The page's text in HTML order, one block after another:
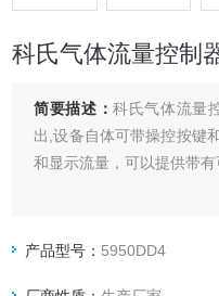
科氏气体流量控制
简要描述：科氏气体流量
出,设备自体可带操控按键
和显示流量，可以提供带有
产品型号： 5950DD4